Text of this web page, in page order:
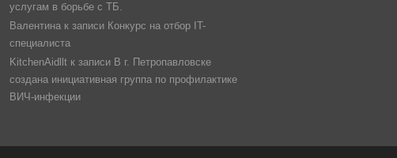
услугам в борьбе с ТБ.
Валентина к записи Конкурс на отбор IT-
специалиста
KitchenAidllt к записи В г. Петропавловске
создана инициативная группа по профилактике
ВИЧ-инфекции